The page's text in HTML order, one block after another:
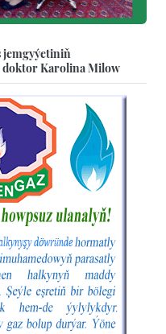
jemgyýetiniň
doktor Karolina Milow